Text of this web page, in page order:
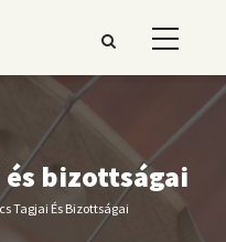
bizottságai
Tagjai És Bizottságai